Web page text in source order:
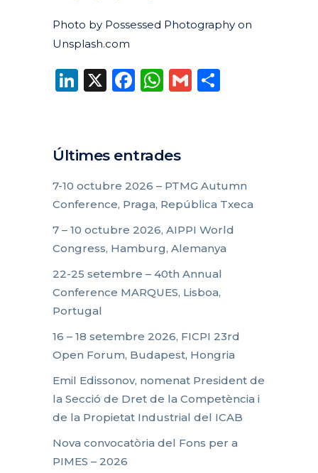
Photo by Possessed Photography on
Unsplash.com
LinkedIn
X Facebook
WhatsApp
Gmail
Últimes entrades
7-10 octubre 2026 – PTMG Autumn
Conference, Praga, República Txeca
7 – 10 octubre 2026, AIPPI World
Congress, Hamburg, Alemanya
22-25 setembre – 40th Annual
Conference MARQUES, Lisboa,
Portugal
16 – 18 setembre 2026, FICPI 23rd
Open Forum, Budapest, Hongria
Emil Edissonov, nomenat President de
la Secció de Dret de la Competència i
de la Propietat Industrial del ICAB
Nova convocatòria del Fons per a
PIMES – 2026